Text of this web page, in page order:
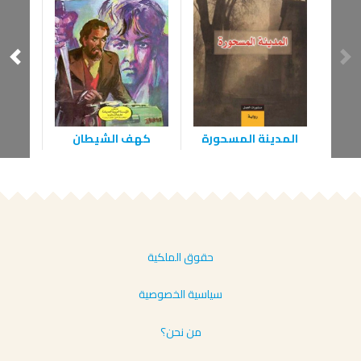
المدينة المسحورة كهف الشيطان
حقوق الملكية
سياسية الخصوصية
من نحن؟